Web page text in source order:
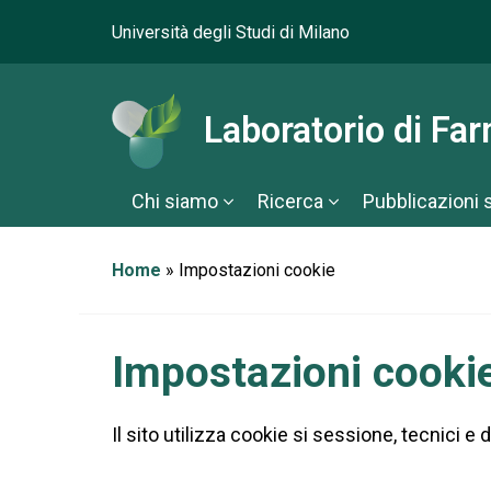
Università degli Studi di Milano
Laboratorio di
Chi siamo Ricerca Pubblicazioni
Home » Impostazioni cookie
Impostazioni
Il sito utilizza cookie si sessione, tecnici e